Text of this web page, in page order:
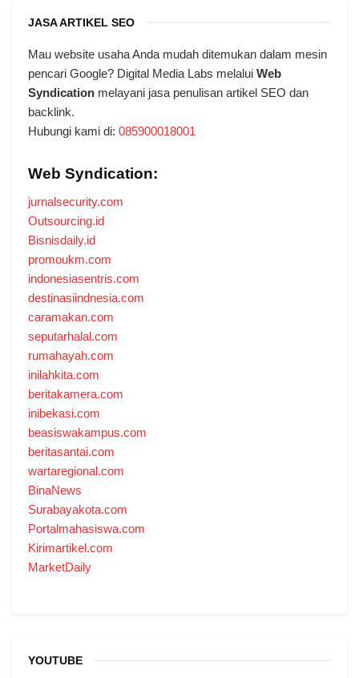
JASA ARTIKEL SEO
Mau website usaha Anda mudah ditemukan dalam mesin
pencari Google? Digital Media Labs melalui Web
Syndication melayani jasa penulisan artikel SEO dan
backlink.
Hubungi kami di: 085900018001
Web Syndication:
jurnalsecurity.com
Outsourcing.id
Bisnisdaily.id
promoukm.com
indonesiasentris.com
destinasiindnesia.com
caramakan.com
seputarhalal.com
rumahayah.com
inilahkita.com
beritakamera.com
inibekasi.com
beasiswakampus.com
beritasantai.com
wartaregional.com
BinaNews
Surabayakota.com
Portalmahasiswa.com
Kirimartikel.com
MarketDaily
YOUTUBE